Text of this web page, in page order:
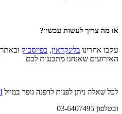
אז מה צריך לעשות עכשיו?
עקבו אחרינו בלינקדאין, בפייסבוק
האירועים שאנחנו מתכננות לכם
לכל שאלה ניתן לפנות לדפנה גופר במייל
ובטלפון 03-6407495